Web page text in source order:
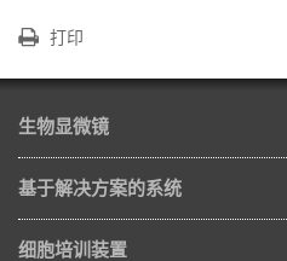
打印
生物显微镜
基于解决方案的系统
细胞培训装置